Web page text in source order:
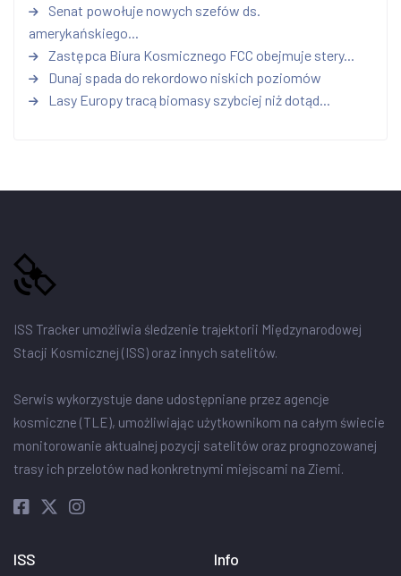
Senat powołuje nowych szefów ds.
amerykańskiego...
Zastępca Biura Kosmicznego FCC obejmuje stery...
Dunaj spada do rekordowo niskich poziomów
Lasy Europy tracą biomasy szybciej niż dotąd...
ISS Tracker umożliwia śledzenie trajektorii Międzynarodowej
Stacji Kosmicznej (ISS) oraz innych satelitów.
Serwis wykorzystuje dane udostępniane przez agencje
kosmiczne (TLE), umożliwiając użytkownikom na całym świecie
monitorowanie aktualnej pozycji satelitów oraz prognozowanej
trasy ich przelotów nad konkretnymi miejscami na Ziemi.
ISS Info